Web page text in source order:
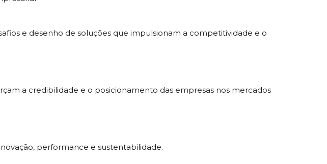
e desenho de soluções que impulsionam a competitividade e o
a credibilidade e o posicionamento das empresas nos mercados
performance e sustentabilidade.